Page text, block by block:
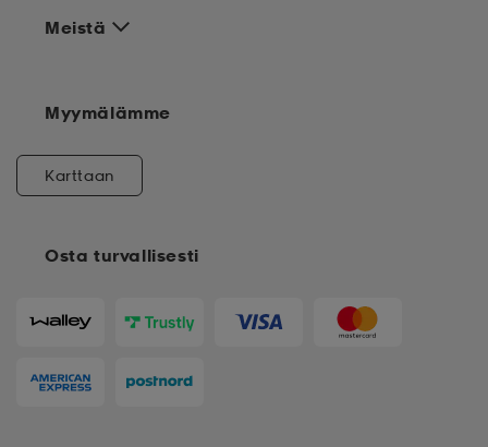
Meistä
Osta turvallisesti
Myymälämme
Karttaan